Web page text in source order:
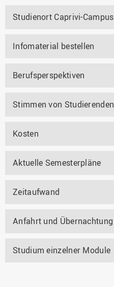
Studienort Caprivi-Campus
Infomaterial bestellen
Berufsperspektiven
Stimmen von Studierenden
Kosten
Aktuelle Semesterpläne
Zeitaufwand
Anfahrt und Übernachtung
Studium einzelner Module